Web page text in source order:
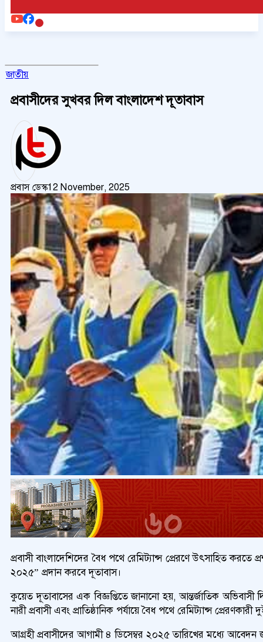
জাতীয়
প্রবাসীদের সুখবর দিল বাংলাদেশ দূতাবাস
প্রবাস ডেস্ক12 November, 2025
প্রবাসী বাংলাদেশিদের বৈধ পথে রেমিট্যান্স প্রেরণে উৎসাহিত
২০২৫” প্রদান করবে দূতাবাস।
কুয়েত দূতাবাসের এক বিজ্ঞপ্তিতে জানানো হয়, আন্তর্জাতিক
নারী প্রবাসী এবং প্রাতিষ্ঠানিক পর্যায়ে বৈধ পথে রেমিট্যান্স
আগ্রহী প্রবাসীদের আগামী ৪ ডিসেম্বর ২০২৫ তারিখের মধ্যে